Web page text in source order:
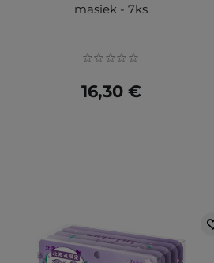
masiek - 7ks
16,30 €